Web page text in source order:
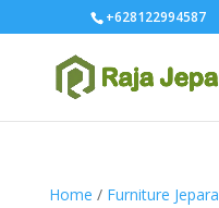
+628122994587
Home / Furniture Jepara